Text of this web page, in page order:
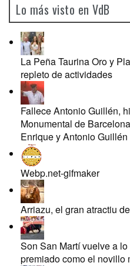
Lo más visto en VdB
La Peña Taurina Oro y
repleto de actividades
Fallece Antonio Guillén,
Monumental de
Enrique y Antonio Guillén
Webp.net-gifmaker
Arriazu, el gran atractiu
Son San Martí vuelve a
premiado como el novillo